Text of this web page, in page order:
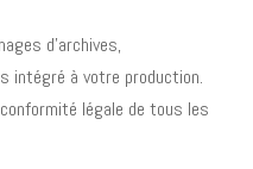
d'archives,
intégré à votre production.
légale de tous les